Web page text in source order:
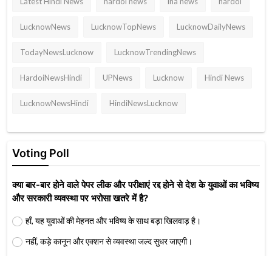
LucknowNews LucknowTopNews LucknowDailyNews
TodayNewsLucknow LucknowTrendingNews
HardoiNewsHindi UPNews Lucknow Hindi News
LucknowNewsHindi HindiNewsLucknow
Voting Poll
क्या बार-बार होने वाले पेपर लीक और परीक्षाएं रद्द होने से देश के युवाओं का भविष्य
और सरकारी व्यवस्था पर भरोसा खतरे में है?
हाँ, यह युवाओं की मेहनत और भविष्य के साथ बड़ा खिलवाड़ है।
नहीं, कड़े कानून और एक्शन से व्यवस्था जल्द सुधर जाएगी।